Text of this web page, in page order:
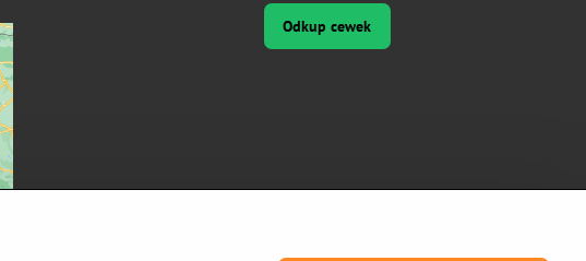
Odkup cewek